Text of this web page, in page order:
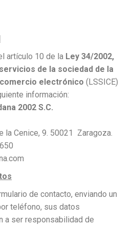
artículo 10 de la Ley 34/2002,
de la sociedad de la
electrónico (LSSICE)
información:
2002 S.C.
la Cenice, 9. 50021 Zaragoza.
de contacto, enviando un
teléfono, sus datos
a ser responsabilidad de